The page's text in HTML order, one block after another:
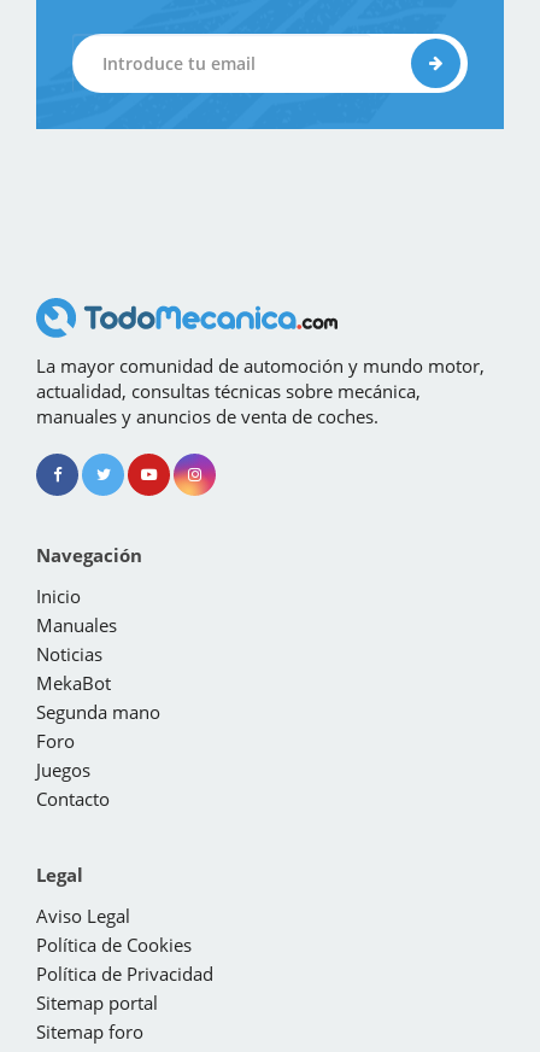
La mayor comunidad de automoción y mundo motor,
actualidad, consultas técnicas sobre mecánica,
manuales y anuncios de venta de coches.
Navegación
Inicio
Manuales
Noticias
MekaBot
Segunda mano
Foro
Juegos
Contacto
Legal
Aviso Legal
Política de Cookies
Política de Privacidad
Sitemap portal
Sitemap foro